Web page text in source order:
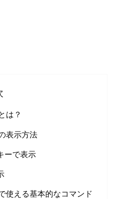
は？
表示方法
ーで表示
使える基本的なコマンド